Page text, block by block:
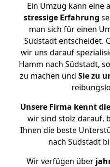
Ein Umzug kann eine
stressige Erfahrung
man sich für einen
Südstadt entscheidet.
wir uns darauf
Hamm nach Südstadt,
zu machen und Sie zu
Unsere Firma kennt
wir sind stolz darauf,
Ihnen die beste
nach Südstadt
Wir verfügen über